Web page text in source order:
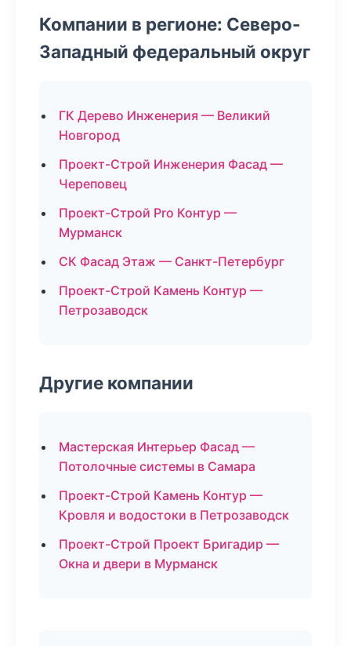
Компании в регионе: Северо-
Западный федеральный округ
ГК Дерево Инженерия — Великий
Новгород
Проект-Строй Инженерия Фасад —
Череповец
Проект-Строй Pro Контур —
Мурманск
СК Фасад Этаж — Санкт-Петербург
Проект-Строй Камень Контур —
Петрозаводск
Другие компании
Мастерская Интерьер Фасад —
Потолочные системы в Самара
Проект-Строй Камень Контур —
Кровля и водостоки в Петрозаводск
Проект-Строй Проект Бригадир —
Окна и двери в Мурманск